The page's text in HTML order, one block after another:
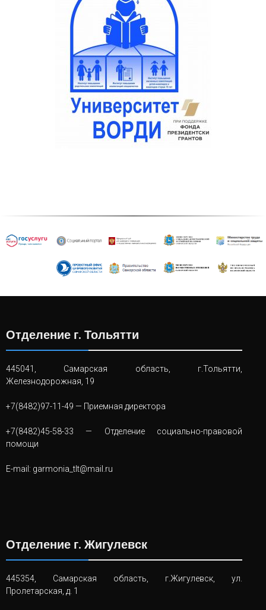
Отделение г. Тольятти
445041, Самарская область, г.Тольятти,
Железнодорожная, 19
+7(8482)97-11-49 — Приемная директора
+7(8482)45-58-33 — Отделение социально-правовой
помощи
E-mail: garmonia_tlt@mail.ru
Отделение г. Жигулевск
445354, Самарская область, г.Жигулевск, ул.
Пролетарская, д. 1